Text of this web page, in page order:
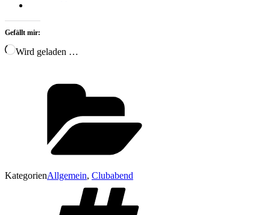
Gefällt mir:
Wird geladen …
KategorienAllgemein, Clubabend